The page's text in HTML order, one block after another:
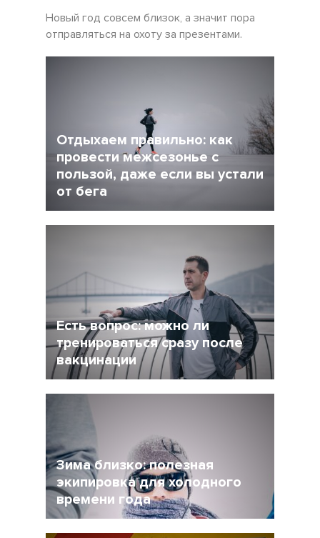
Новый год совсем близок, а значит пора
отправляться на охоту за презентами.
Отдыхаем правильно: как
провести межсезонье с
пользой, даже если вы устали
от бега
сезона у многих возникает вопрос: как
сделать перерыв в беге, но и не растерять
Есть вопрос: можно ли
тренироваться сразу после
вакцинации
стать частью нормальной жизни.
Зима близко: полезная
экипировка для холодного
времени года